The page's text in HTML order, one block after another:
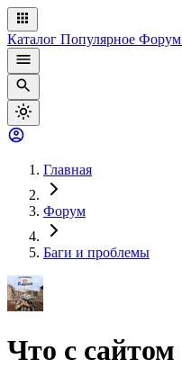
Каталог Популярное Форум
Главная
Форум
Баги и проблемы
Что с сайтом